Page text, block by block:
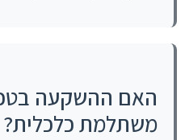
האם ההשקעה
משתלמת כלכלית?